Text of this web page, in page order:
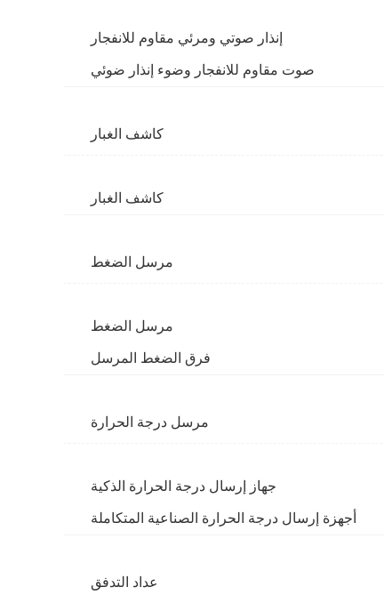
إنذار صوتي ومرئي مقاوم للانفجار
صوت مقاوم للانفجار وضوء إنذار ضوئي
كاشف الغبار
كاشف الغبار
مرسل الضغط
مرسل الضغط
فرق الضغط المرسل
مرسل درجة الحرارة
جهاز إرسال درجة الحرارة الذكية
أجهزة إرسال درجة الحرارة الصناعية المتكاملة
عداد التدفق